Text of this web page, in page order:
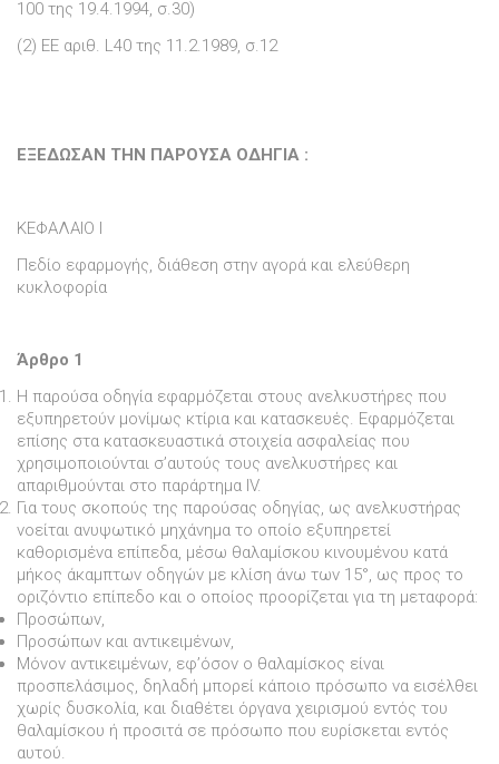
100 της 19.4.1994, σ.30)
(2) ΕΕ αριθ. L40 της 11.2.1989, σ.12
ΕΞΕ∆ΩΣΑΝ ΤΗΝ ΠΑΡΟΥΣΑ Ο∆ΗΓΙΑ :
ΚΕΦΑΛΑΙΟ Ι
Πεδίο εφαρµογής, διάθεση στην αγορά και ελεύθερη
κυκλοφορία
Άρθρο 1
Η παρούσα οδηγία εφαρµόζεται στους ανελκυστήρες που
εξυπηρετούν µονίµως κτίρια και κατασκευές. Εφαρµόζεται
επίσης στα κατασκευαστικά στοιχεία ασφαλείας που
χρησιµοποιούνται σ’αυτούς τους ανελκυστήρες και
απαριθµούνται στο παράρτηµα IV.
Για τους σκοπούς της παρούσας οδηγίας, ως ανελκυστήρας
νοείται ανυψωτικό µηχάνηµα το οποίο εξυπηρετεί
καθορισµένα επίπεδα, µέσω θαλαµίσκου κινουµένου κατά
µήκος άκαµπτων οδηγών µε κλίση άνω των 15°, ως προς το
οριζόντιο επίπεδο και ο οποίος προορίζεται για τη µεταφορά:
Προσώπων,
Προσώπων και αντικειµένων,
Μόνον αντικειµένων, εφ’όσον ο θαλαµίσκος είναι
προσπελάσιµος, δηλαδή µπορεί κάποιο πρόσωπο να εισέλθει
χωρίς δυσκολία, και διαθέτει όργανα χειρισµού εντός του
θαλαµίσκου ή προσιτά σε πρόσωπο που ευρίσκεται εντός
αυτού.